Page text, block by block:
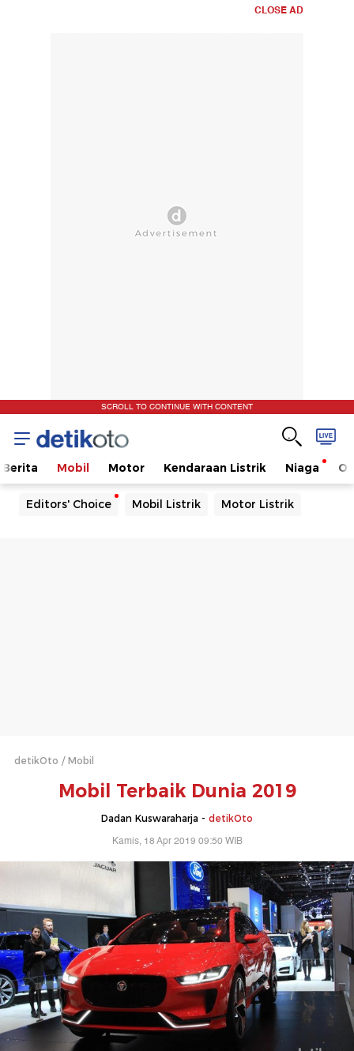
CLOSE AD
SCROLL TO CONTINUE WITH CONTENT
Berita Mobil Motor Kendaraan Listrik Niaga
Editors' Choice Mobil Listrik Motor Listrik
detikOto Mobil
Mobil Terbaik Dunia 2019
Dadan Kuswaraharja - detikOto
Kamis, 18 Apr 2019 09:50 WIB